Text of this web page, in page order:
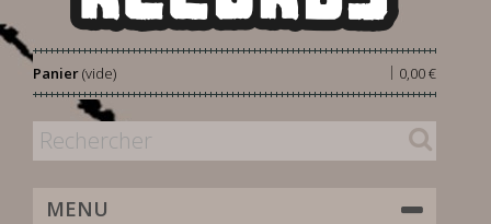
Panier 0,00 €
|
(vide)
MENU